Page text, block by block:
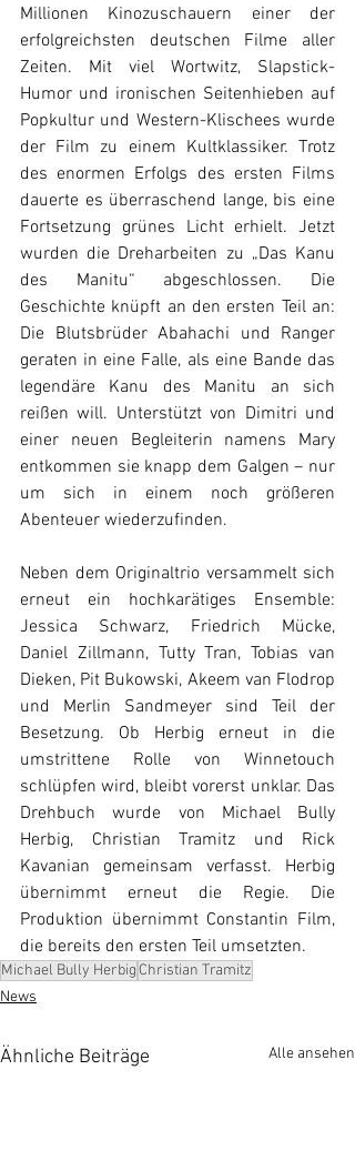
Millionen Kinozuschauern einer der
erfolgreichsten deutschen Filme aller
Zeiten. Mit viel Wortwitz, Slapstick-
Humor und ironischen Seitenhieben auf
Popkultur und Western-Klischees wurde
der Film zu einem Kultklassiker. Trotz
des enormen Erfolgs des ersten Films
dauerte es überraschend lange, bis eine
Fortsetzung grünes Licht erhielt. Jetzt
wurden die Dreharbeiten zu „Das Kanu
des Manitu“ abgeschlossen. Die
Geschichte knüpft an den ersten Teil an:
Die Blutsbrüder Abahachi und Ranger
geraten in eine Falle, als eine Bande das
legendäre Kanu des Manitu an sich
reißen will. Unterstützt von Dimitri und
einer neuen Begleiterin namens Mary
entkommen sie knapp dem Galgen – nur
um sich in einem noch größeren
Abenteuer wiederzufinden.
Neben dem Originaltrio versammelt sich
erneut ein hochkarätiges Ensemble:
Jessica Schwarz, Friedrich Mücke,
Daniel Zillmann, Tutty Tran, Tobias van
Dieken, Pit Bukowski, Akeem van Flodrop
und Merlin Sandmeyer sind Teil der
Besetzung. Ob Herbig erneut in die
umstrittene Rolle von Winnetouch
schlüpfen wird, bleibt vorerst unklar. Das
Drehbuch wurde von Michael Bully
Herbig, Christian Tramitz und Rick
Kavanian gemeinsam verfasst. Herbig
übernimmt erneut die Regie. Die
Produktion übernimmt Constantin Film,
die bereits den ersten Teil umsetzten.
Michael Bully Herbig Christian Tramitz
News
Ähnliche Beiträge Alle ansehen